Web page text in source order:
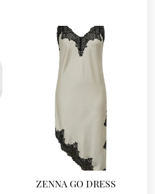
ZENNA GO DRESS